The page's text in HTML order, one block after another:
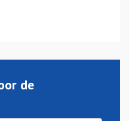
de